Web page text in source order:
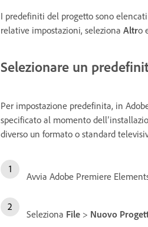
I predefiniti del progetto sono
relative impostazioni, seleziona Altro
Selezionare un
Per impostazione predefinita, in
specificato al momento
diverso un formato o standard
Avvia Adobe Premiere
Seleziona File > Nuovo